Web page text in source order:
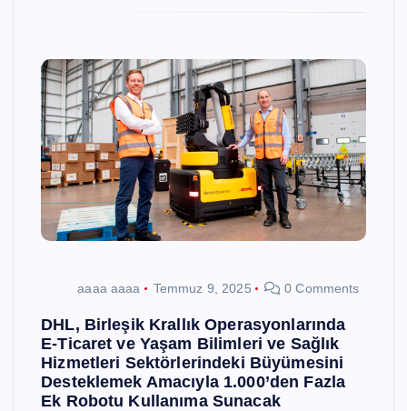
aaaa aaaa Temmuz 9, 2025 0 Comments
DHL, Birleşik Krallık Operasyonlarında
E-Ticaret ve Yaşam Bilimleri ve Sağlık
Hizmetleri Sektörlerindeki Büyümesini
Desteklemek Amacıyla 1.000’den Fazla
Ek Robotu Kullanıma Sunacak